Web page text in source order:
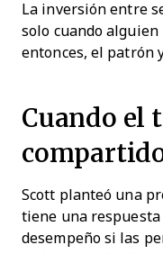
La inversión entre
solo cuando
entonces, el patrón
Cuando el
Scott planteó una
tiene una respuesta
desempeño si las